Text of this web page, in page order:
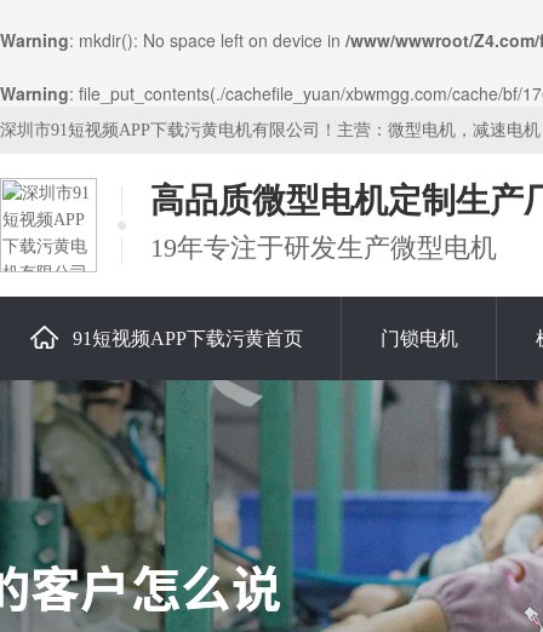
Warning: mkdir(): No space left on device in /www/wwwroot/
Warning: file_put_contents(./cachefile_yuan/xbwmgg.com/cache/bf/
深圳市91短视频APP下载污黄电机有限公司！主营：微型电机，减速电
高品质微型电机定制生产
19年专注于研发生产微型电机
91短视频APP下载污黄首页 门锁电机
关于91短视频APP下载污黄